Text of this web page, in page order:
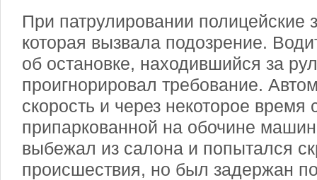
При патрулировании полицейские
которая вызвала подозрение.
об остановке, находившийся за
проигнорировал требование.
скорость и через некоторое время
припаркованной на обочине
выбежал из салона и попытался
происшествия, но был задержан